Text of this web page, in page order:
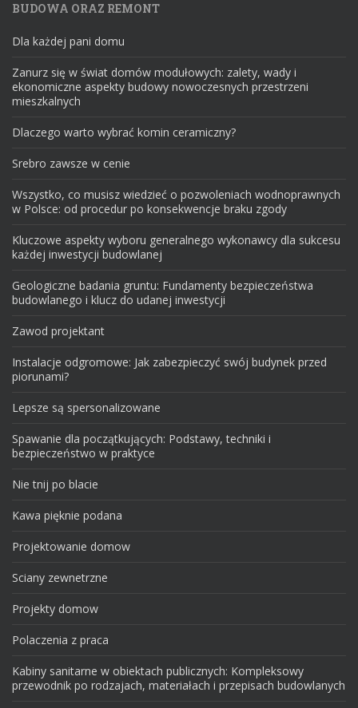
BUDOWA ORAZ REMONT
Dla każdej pani domu
Zanurz się w świat domów modułowych: zalety, wady i
ekonomiczne aspekty budowy nowoczesnych przestrzeni
mieszkalnych
Dlaczego warto wybrać komin ceramiczny?
Srebro zawsze w cenie
Wszystko, co musisz wiedzieć o pozwoleniach wodnoprawnych
w Polsce: od procedur po konsekwencje braku zgody
Kluczowe aspekty wyboru generalnego wykonawcy dla sukcesu
każdej inwestycji budowlanej
Geologiczne badania gruntu: Fundamenty bezpieczeństwa
budowlanego i klucz do udanej inwestycji
Zawod projektant
Instalacje odgromowe: Jak zabezpieczyć swój budynek przed
piorunami?
Lepsze są spersonalizowane
Spawanie dla początkujących: Podstawy, techniki i
bezpieczeństwo w praktyce
Nie tnij po blacie
Kawa pięknie podana
Projektowanie domow
Sciany zewnetrzne
Projekty domow
Polaczenia z praca
Kabiny sanitarne w obiektach publicznych: Kompleksowy
przewodnik po rodzajach, materiałach i przepisach budowlanych